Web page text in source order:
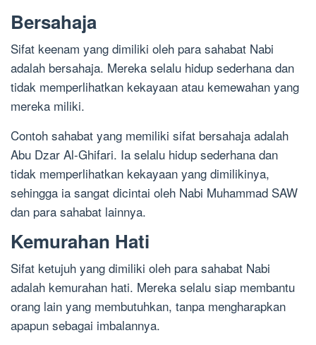
Bersahaja
Sifat keenam yang dimiliki oleh para sahabat Nabi
adalah bersahaja. Mereka selalu hidup sederhana dan
tidak memperlihatkan kekayaan atau kemewahan yang
mereka miliki.
Contoh sahabat yang memiliki sifat bersahaja adalah
Abu Dzar Al-Ghifari. Ia selalu hidup sederhana dan
tidak memperlihatkan kekayaan yang dimilikinya,
sehingga ia sangat dicintai oleh Nabi Muhammad SAW
dan para sahabat lainnya.
Kemurahan Hati
Sifat ketujuh yang dimiliki oleh para sahabat Nabi
adalah kemurahan hati. Mereka selalu siap membantu
orang lain yang membutuhkan, tanpa mengharapkan
apapun sebagai imbalannya.